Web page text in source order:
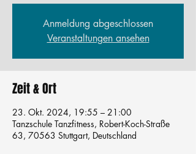
Anmeldung abgeschlossen
Veranstaltungen ansehen
Zeit & Ort
23. Okt. 2024, 19:55 – 21:00
Tanzschule Tanzfitness, Robert-Koch-Straße
63, 70563 Stuttgart, Deutschland